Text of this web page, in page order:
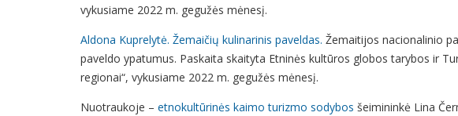
vykusiame 2022 m. gegužės mėnesį.
Aldona Kuprelytė. Žemaičių kulinarinis paveldas. Žemaitijos nacionalinio
paveldo ypatumus. Paskaita skaityta Etninės kultūros globos tarybos ir
regionai“, vykusiame 2022 m. gegužės mėnesį.
Nuotraukoje – etnokultūrinės kaimo turizmo sodybos šeimininkė Lina